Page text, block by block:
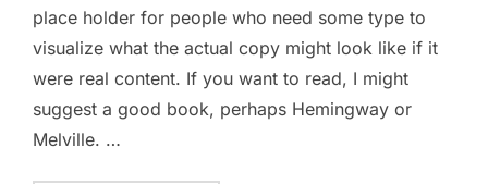
place holder for people who need some type to
visualize what the actual copy might look like if it
were real content. If you want to read, I might
suggest a good book, perhaps Hemingway or
Melville. …